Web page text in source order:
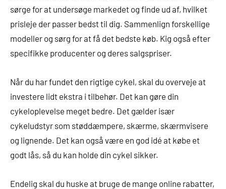
sørge for at undersøge markedet og finde ud af, hvilket
prisleje der passer bedst til dig. Sammenlign forskellige
modeller og sørg for at få det bedste køb. Kig også efter
specifikke producenter og deres salgspriser.
Når du har fundet den rigtige cykel, skal du overveje at
investere lidt ekstra i tilbehør. Det kan gøre din
cykeloplevelse meget bedre. Det gælder især
cykeludstyr som støddæmpere, skærme, skærmvisere
og lignende. Det kan også være en god idé at købe et
godt lås, så du kan holde din cykel sikker.
Endelig skal du huske at bruge de mange online rabatter,